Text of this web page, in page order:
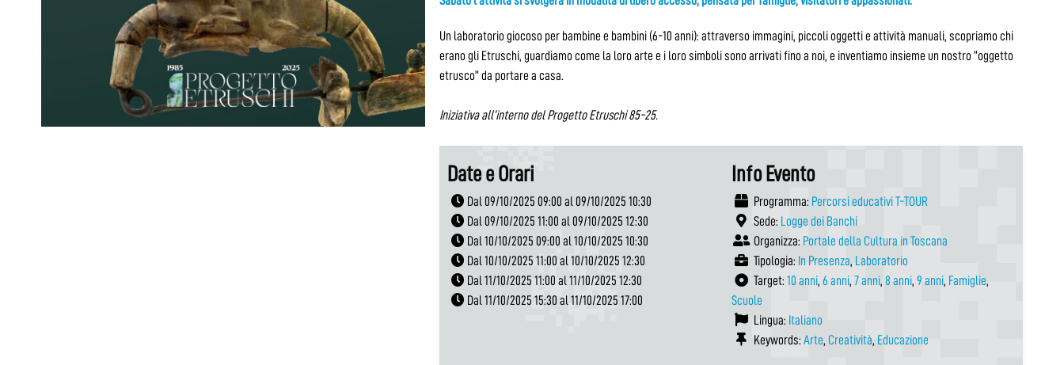
Un laboratorio giocoso per bambine e bambini (6-10 anni): attraverso immagini, piccoli oggetti e attività manuali, scopriamo chi
erano gli Etruschi, guardiamo come la loro arte e i loro simboli sono arrivati fino a noi, e inventiamo insieme un nostro “oggetto
etrusco” da portare a casa.
Iniziativa all’interno del Progetto Etruschi 85-25.
Date e Orari
Dal 09/10/2025 09:00 al 09/10/2025 10:30
Dal 09/10/2025 11:00 al 09/10/2025 12:30
Dal 10/10/2025 09:00 al 10/10/2025 10:30
Dal 10/10/2025 11:00 al 10/10/2025 12:30
Dal 11/10/2025 11:00 al 11/10/2025 12:30
Dal 11/10/2025 15:30 al 11/10/2025 17:00
Info Evento
Programma: Percorsi educativi T-TOUR
Sede: Logge dei Banchi
Organizza: Portale della Cultura in Toscana
Tipologia: In Presenza, Laboratorio
Target: 10 anni, 6 anni, 7 anni, 8 anni, 9 anni, Famiglie,
Scuole
Lingua: Italiano
Keywords: Arte, Creatività, Educazione